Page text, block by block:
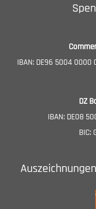
IBAN: DE96 5004 0000
DZ
IBAN: DE08
BIC: